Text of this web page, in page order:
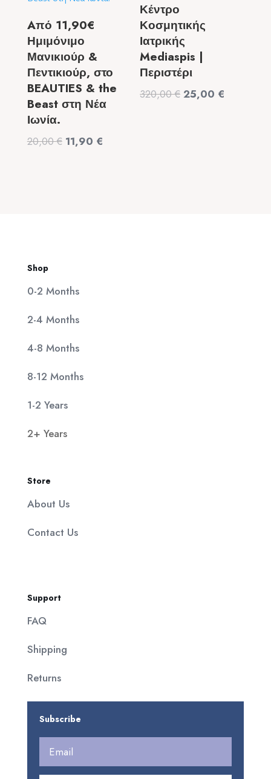
Aπό 11,90€
Ημιμόνιμο
Μανικιούρ &
Πεντικιούρ, στο
BEAUTIES & the
Beast στη Νέα
Ιωνία.
20,00€ Original
11,90 €
Κέντρο
Κοσμητικής
Ιατρικής
Mediaspis |
Περιστέρι
320,00€ Original
25,00 €
Shop
0-2 Months
2-4 Months
4-8 Months
8-12 Months
1-2 Years
2+ Years
Store
About Us
Contact Us
Support
FAQ
Shipping
Returns
Subscribe